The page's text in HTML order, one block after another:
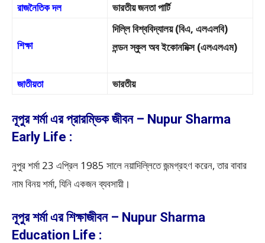
রাজনৈতিক দল
ভারতীয় জনতা পার্টি
শিক্ষা
দিল্লি বিশ্ববিদ্যালয় (বিএ, এলএলবি)
লন্ডন স্কুল অব ইকোনমিক্স (এলএলএম)
জাতীয়তা ভারতীয়
নূপুর শর্মা এর প্রারম্ভিক জীবন – Nupur Sharma
Early Life :
নুপুর শর্মা 23 এপ্রিল 1985 সালে নয়াদিল্লিতে জন্মগ্রহণ করেন, তার বাবার
নাম বিনয় শর্মা, যিনি একজন ব্যবসায়ী।
নূপুর শর্মা এর শিক্ষাজীবন – Nupur Sharma
Education Life :